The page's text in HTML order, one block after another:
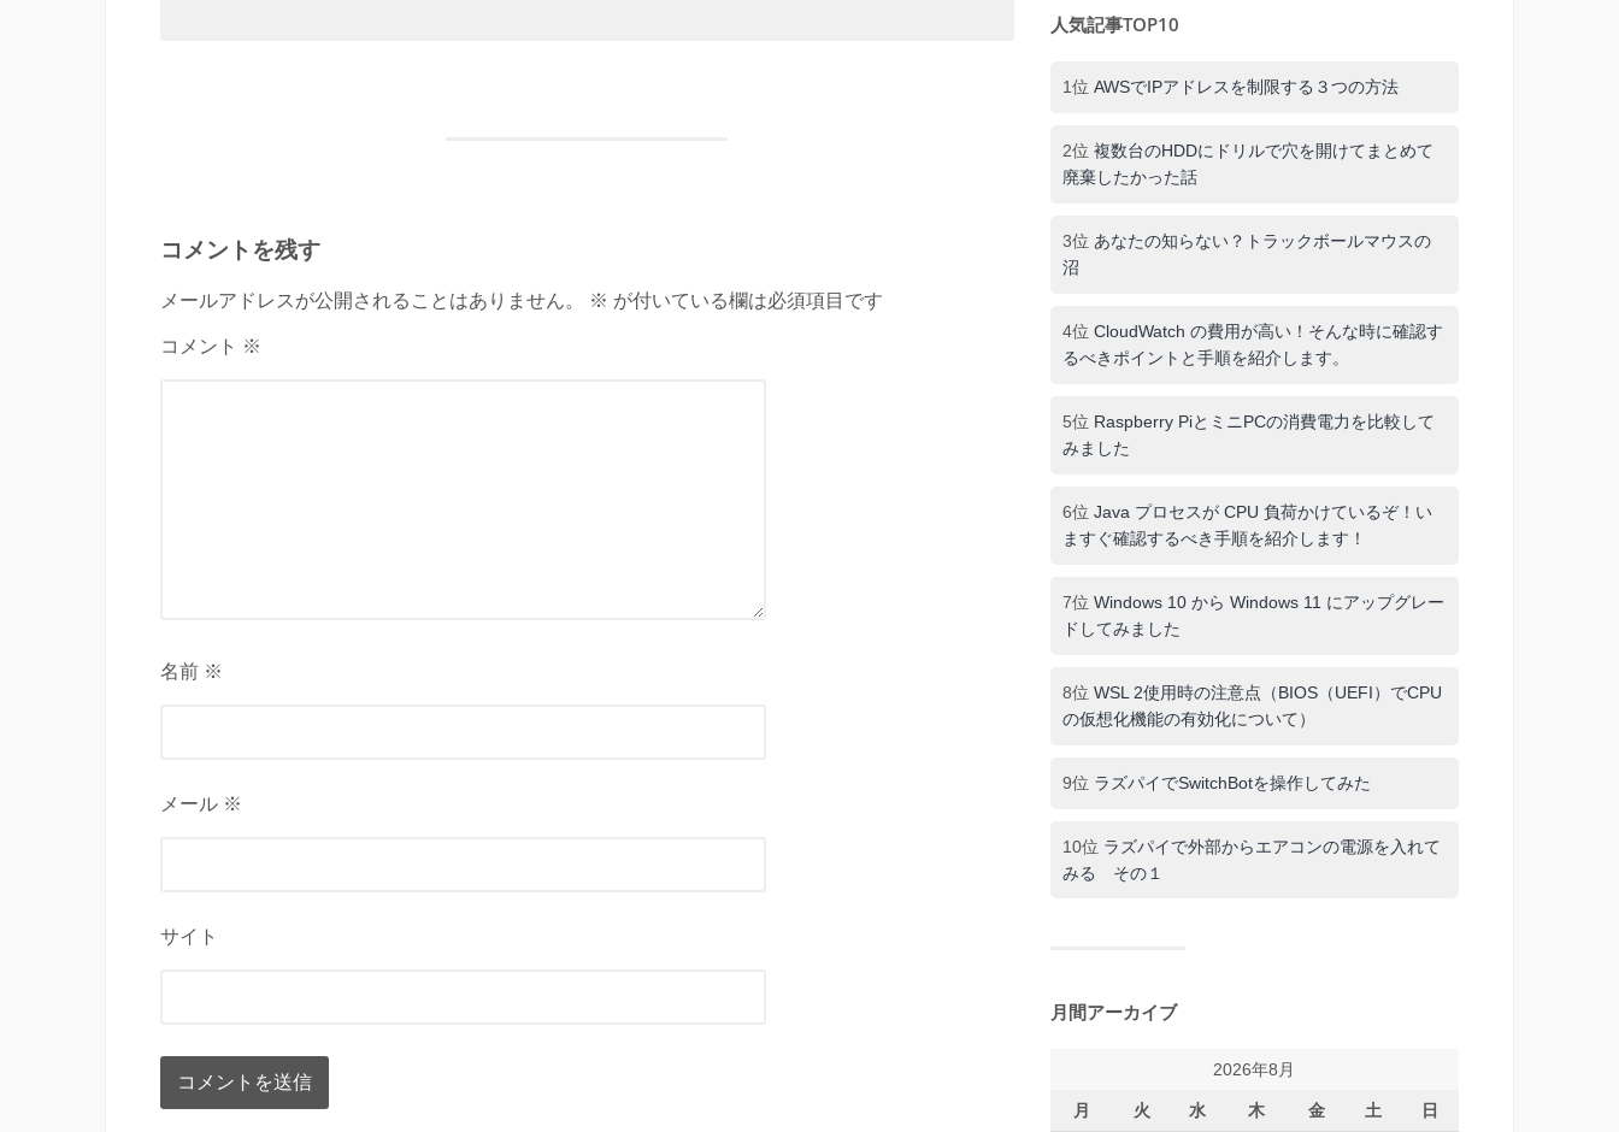
コメントを残す
メールアドレスが公開されることはありません。 ※ が付いている欄は必須項目です
コメント ※
名前 ※
メール ※
サイト
人気記事TOP10
1位 AWSでIPアドレスを制限する３つの方法
2位 複数台のHDDにドリルで穴を開けてまとめて
廃棄したかった話
3位 あなたの知らない？トラックボールマウスの
沼
4位 CloudWatch の費用が高い！そんな時に確認す
るべきポイントと手順を紹介します。
5位 Raspberry PiとミニPCの消費電力を比較して
みました
6位 Java プロセスが CPU 負荷かけているぞ！い
ますぐ確認するべき手順を紹介します！
7位 Windows 10 から Windows 11 にアップグレー
ドしてみました
8位 WSL 2使用時の注意点（BIOS（UEFI）でCPU
の仮想化機能の有効化について）
9位 ラズパイでSwitchBotを操作してみた
10位 ラズパイで外部からエアコンの電源を入れて
みる その１
月間アーカイブ
2026年8月
月 火 水 木 金 土 日